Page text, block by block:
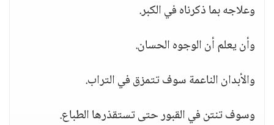
وعلاجه بما ذكرناه في الكبر.
وأن يعلم أن الوجوه الحسان.
والأبدان الناعمة سوف تتمزق في التراب.
وسوف تنتن في القبور حتى تستقذرها الطباع.